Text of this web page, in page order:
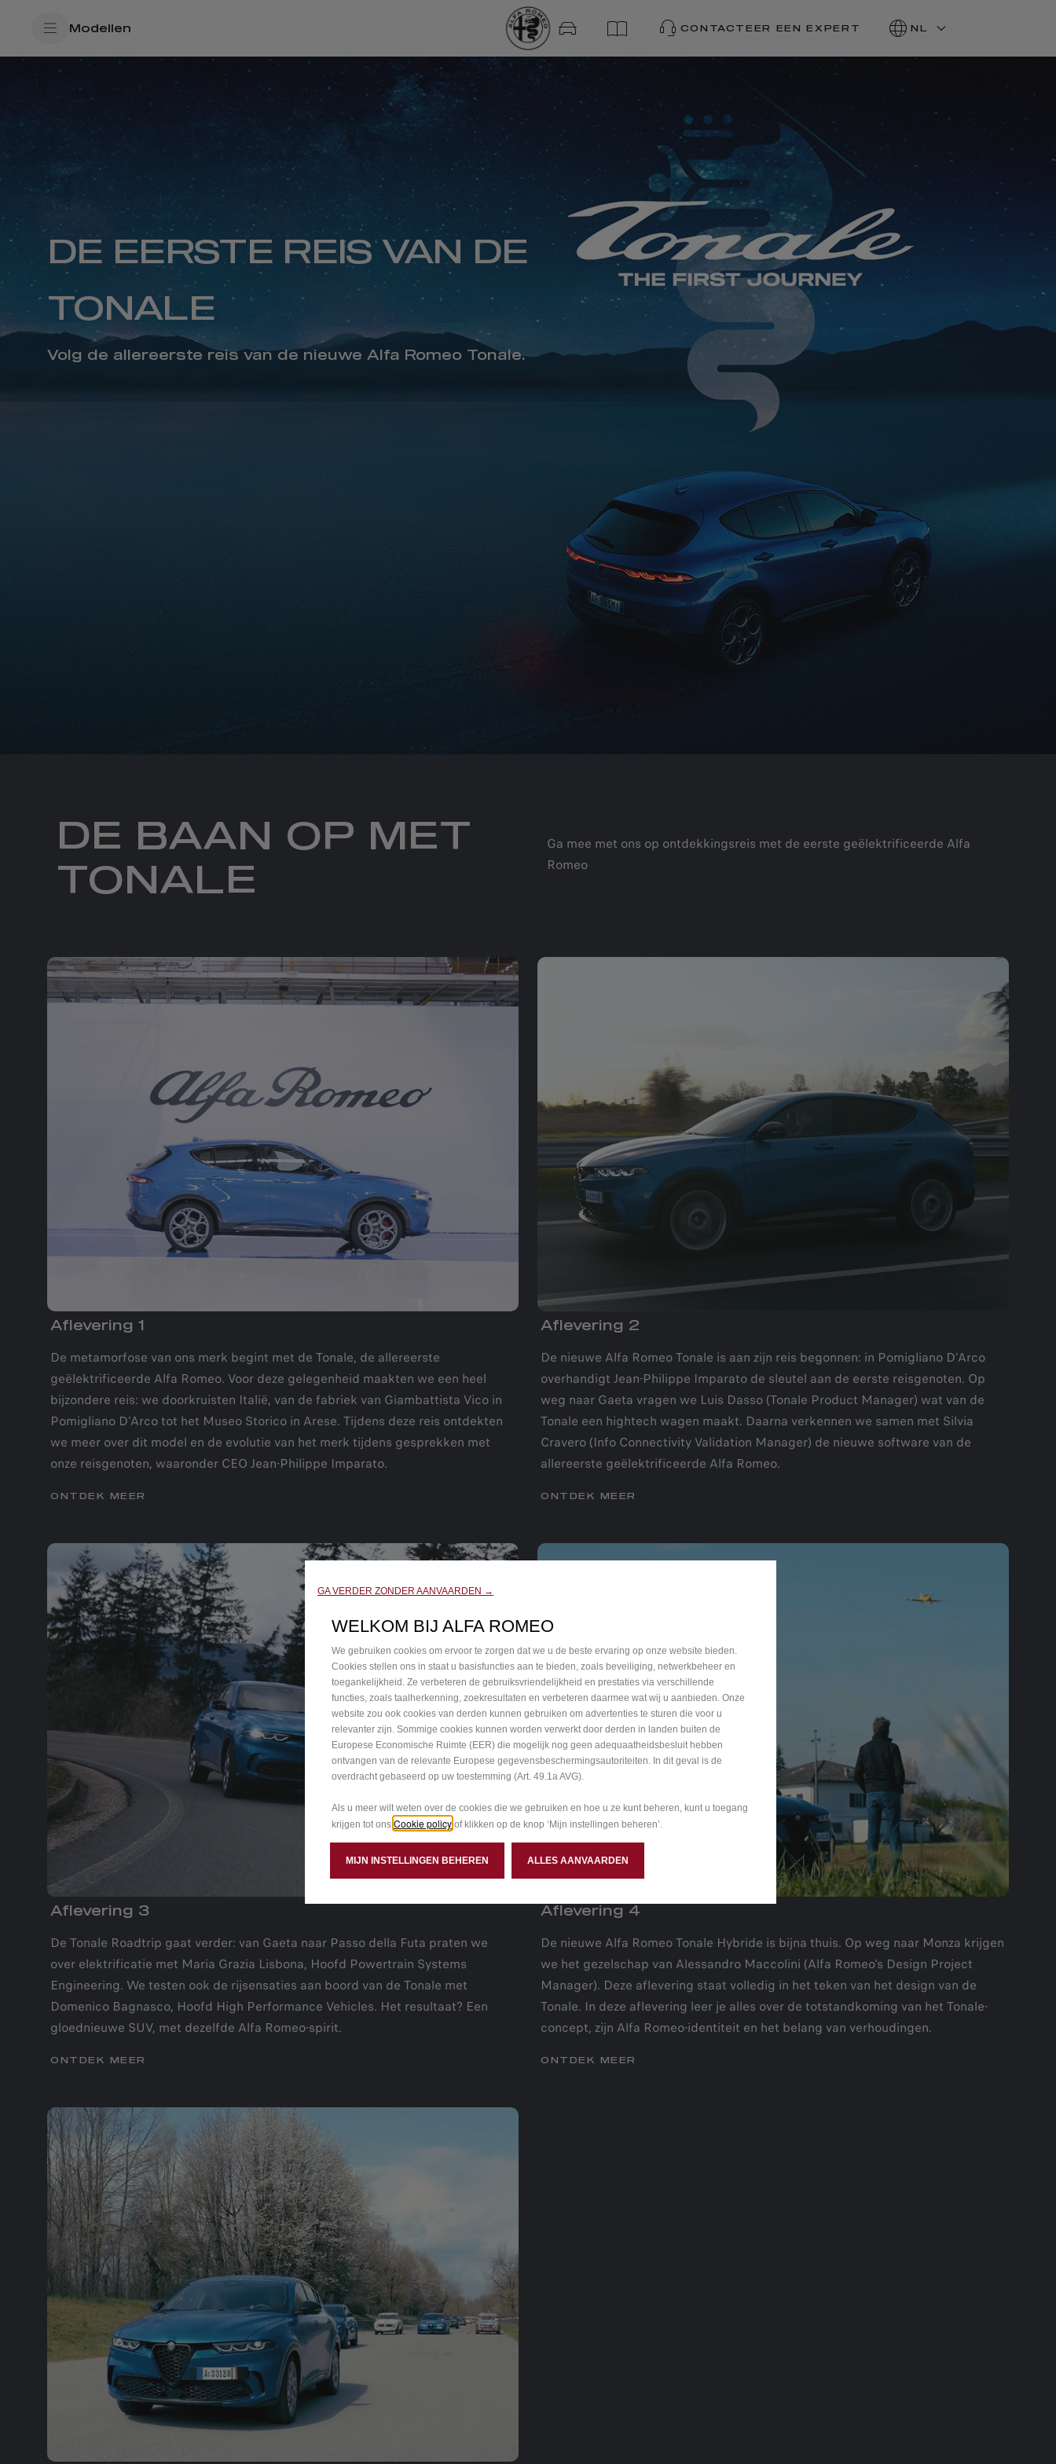
Modellen CONTACTEER EEN EXPERT NL
SkiptoNavigationText
DE EERSTE REIS VAN DE
TONALE
Volg de allereerste reis van de nieuwe Alfa Romeo Tonale.
DE BAAN OP MET
TONALE
Ga mee met ons op ontdekkingsreis met de eerste geëlektrificeerde Alfa
Romeo
Aflevering 1
De metamorfose van ons merk begint met de Tonale, de allereerste
geëlektrificeerde Alfa Romeo. Voor deze gelegenheid maakten we een heel
bijzondere reis: we doorkruisten Italië, van de fabriek van Giambattista Vico in
Pomigliano D'Arco tot het Museo Storico in Arese. Tijdens deze reis ontdekten
we meer over dit model en de evolutie van het merk tijdens gesprekken met
onze reisgenoten, waaronder CEO Jean-Philippe Imparato.
ONTDEK MEER
Aflevering 2
De nieuwe Alfa Romeo Tonale is aan zijn reis begonnen: in Pomigliano D'Arco
overhandigt Jean-Philippe Imparato de sleutel aan de eerste reisgenoten. Op
weg naar Gaeta vragen we Luis Dasso (Tonale Product Manager) wat van de
Tonale een hightech wagen maakt. Daarna verkennen we samen met Silvia
Cravero (Info Connectivity Validation Manager) de nieuwe software van de
allereerste geëlektrificeerde Alfa Romeo.
ONTDEK MEER
Aflevering 3
De Tonale Roadtrip gaat verder: van Gaeta naar Passo della Futa praten we
over elektrificatie met Maria Grazia Lisbona, Hoofd Powertrain Systems
Engineering. We testen ook de rijsensaties aan boord van de Tonale met
Domenico Bagnasco, Hoofd High Performance Vehicles. Het resultaat? Een
gloednieuwe SUV, met dezelfde Alfa Romeo-spirit.
ONTDEK MEER
Aflevering 4
De nieuwe Alfa Romeo Tonale Hybride is bijna thuis. Op weg naar Monza krijgen
we het gezelschap van Alessandro Maccolini (Alfa Romeo's Design Project
Manager). Deze aflevering staat volledig in het teken van het design van de
Tonale. In deze aflevering leer je alles over de totstandkoming van het Tonale-
concept, zijn Alfa Romeo-identiteit en het belang van verhoudingen.
ONTDEK MEER
GA VERDER ZONDER AANVAARDEN →
WELKOM BIJ ALFA ROMEO
We gebruiken cookies om ervoor te zorgen dat we u de beste ervaring op onze website bieden.
Cookies stellen ons in staat u basisfuncties aan te bieden, zoals beveiliging, netwerkbeheer en
toegankelijkheid. Ze verbeteren de gebruiksvriendelijkheid en prestaties via verschillende
functies, zoals taalherkenning, zoekresultaten en verbeteren daarmee wat wij u aanbieden. Onze
website zou ook cookies van derden kunnen gebruiken om advertenties te sturen die voor u
relevanter zijn. Sommige cookies kunnen worden verwerkt door derden in landen buiten de
Europese Economische Ruimte (EER) die mogelijk nog geen adequaatheidsbesluit hebben
ontvangen van de relevante Europese gegevensbeschermingsautoriteiten. In dit geval is de
overdracht gebaseerd op uw toestemming (Art. 49.1a AVG).
Als u meer wilt weten over de cookies die we gebruiken en hoe u ze kunt beheren, kunt u toegang
krijgen tot ons Cookie policy of klikken op de knop ‘Mijn instellingen beheren’.
MIJN INSTELLINGEN BEHEREN ALLES AANVAARDEN